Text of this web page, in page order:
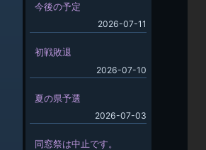
今後の予定
2026-07-11
初戦敗退
2026-07-10
夏の県予選
2026-07-03
同窓祭は中止です。